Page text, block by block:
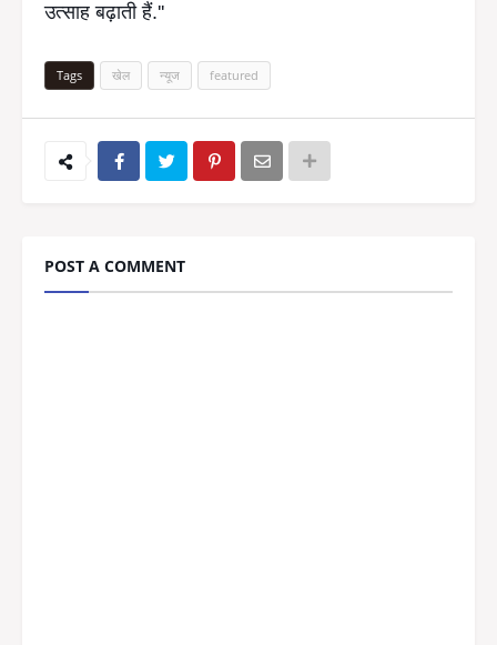
उत्साह बढ़ाती हैं.''
Tags खेल न्यूज featured
POST A COMMENT